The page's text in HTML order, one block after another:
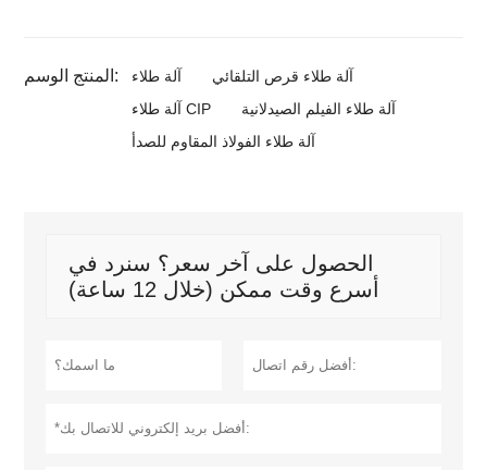
المنتج الوسم: آلة طلاء
آلة طلاء قرص التلقائي
آلة طلاء CIP
آلة طلاء الفيلم الصيدلانية
آلة طلاء الفولاذ المقاوم للصدأ
الحصول على آخر سعر؟ سنرد في
أسرع وقت ممكن (خلال 12 ساعة)